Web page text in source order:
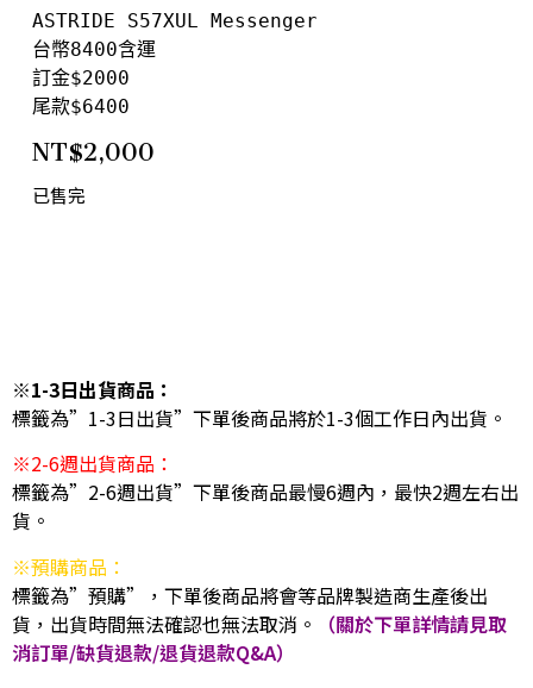
ASTRIDE S57XUL Messenger
台幣8400含運
訂金$2000
尾款$6400
NT$2,000
已售完
※1-3日出貨商品：
標籤為”1-3日出貨”下單後商品將於1-3個工作日內出貨。
※2-6週出貨商品：
標籤為”2-6週出貨”下單後商品最慢6週內，最快2週左右出
貨。
※預購商品：
標籤為”預購”，下單後商品將會等品牌製造商生產後出
貨，出貨時間無法確認也無法取消。
（關於下單詳情請見取
消訂單/缺貨退款/退貨退款Q&A）